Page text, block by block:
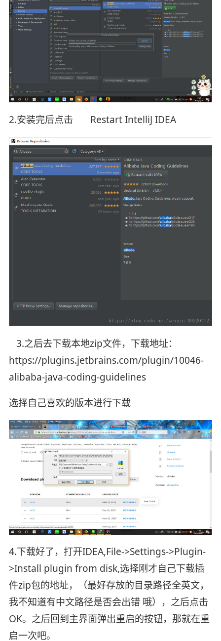
2.安装完后点击 Restart IntelliJ IDEA
3.之后去下载本地zip文件，下载地址：
https://plugins.jetbrains.com/plugin/10046-
alibaba-java-coding-guidelines
选择自己喜欢的版本进行下载
4.下载好了，打开IDEA,File->Settings->Plugin-
>Install plugin from disk,选择刚才自己下载插
件zip包的地址，（最好存放的目录路径全英文，
我不知道有中文路径是否会出错 哦），之后点击
OK。之后回到主界面弹出重启的按钮，那就在重
启一次吧。